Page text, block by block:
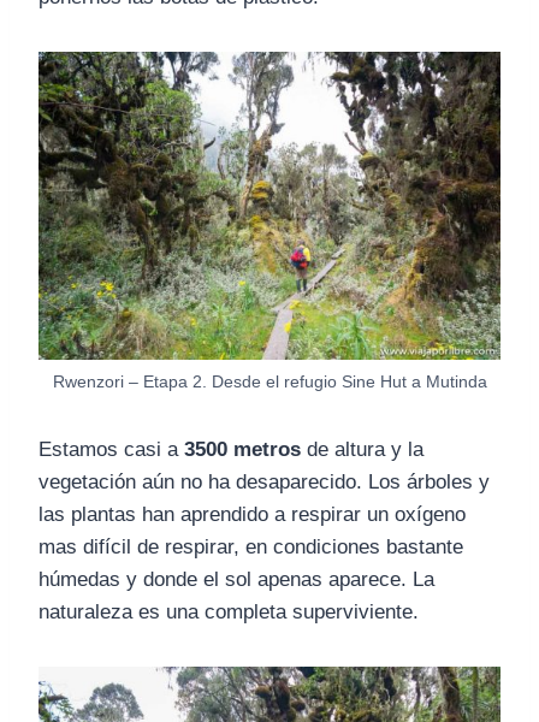
Rwenzori – Etapa 2. Desde el refugio Sine Hut a Mutinda
Estamos casi a 3500 metros de altura y la
vegetación aún no ha desaparecido. Los árboles y
las plantas han aprendido a respirar un oxígeno
mas difícil de respirar, en condiciones bastante
húmedas y donde el sol apenas aparece. La
naturaleza es una completa superviviente.